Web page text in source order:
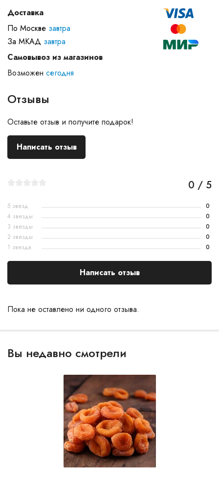
Доставка
По Москве завтра
За МКАД завтра
Самовывоз из магазинов
Возможен сегодня
Отзывы
Оставьте отзыв и получите подарок!
Написать отзыв
Пока не оставлено ни одного отзыва.
0 / 5
5 звезд
0
4 звезды
0
3 звезды
0
2 звезды
0
1 звезда
0
Написать отзыв
Вы недавно смотрели